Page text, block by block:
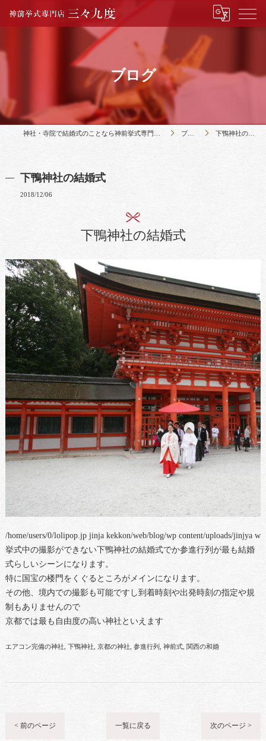
ブログ
ブログ 下鴨神社の結婚式
下鴨神社の結婚式
2018/12/06
下鴨神社の結婚式
/home/users/0/lolipop.jp jinja kekkon/web/blog/wp content/uploads/jinjya
挙式中の撮影ができない下鴨神社の結婚式でか参進行列が最も結婚
式らしいシーンになります。
特に国宝の楼門をくぐるところがメインになります。
その他、境内での撮影も可能ですし到着時刻や出発時刻の指定や規
制もありませんので
京都では最も自由度の高い神社といえます
エアコン完備の神社 下鴨神社 京都の神社 参進行列 神前式 関西の和婚
< 前のページ 一覧に戻る 次のページ >